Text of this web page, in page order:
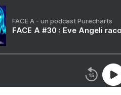
FACE A - un podcast Purecharts
FACE A #30 : Eve Angeli